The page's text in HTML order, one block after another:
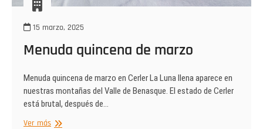
15 marzo, 2025
Menuda quincena de marzo
Menuda quincena de marzo en Cerler La Luna llena aparece en
nuestras montañas del Valle de Benasque. El estado de Cerler
está brutal, después de…
Ver másMenuda